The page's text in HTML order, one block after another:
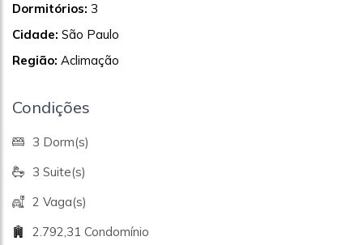
Dormitórios: 3
Cidade: São Paulo
Região: Aclimação
Condições
3 Dorm(s)
3 Suite(s)
2 Vaga(s)
2.792,31 Condomínio